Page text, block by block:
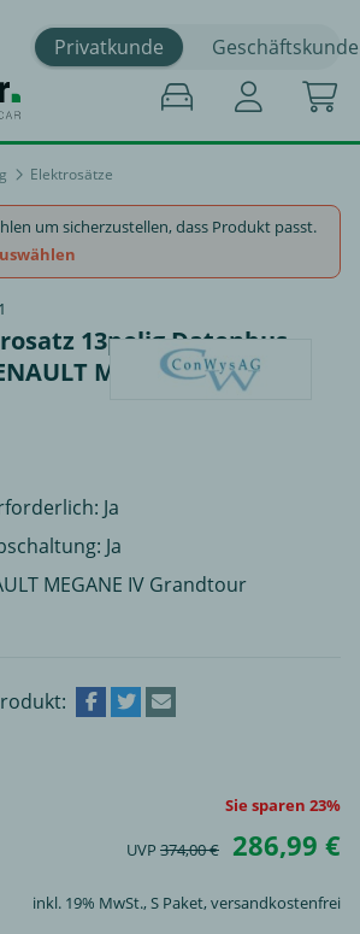
Privatkunde Geschäftskunde
Elektrosätze
um sicherzustellen, dass Produkt passt.
13polig Datenbus
MEGANE IV
Ja
Ja
MEGANE IV Grandtour
Sie sparen 23%
UVP 374,00 € 286,99 €
inkl. 19% MwSt.,S Paket, versandkostenfrei